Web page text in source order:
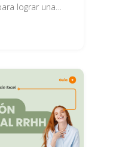
lograr una